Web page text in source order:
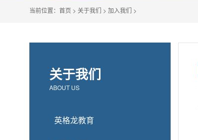
当前位置： 首页 > 关于我们 > 加入我们 >
关于我们
ABOUT US
英格龙教育